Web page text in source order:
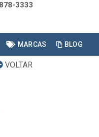
3333
MARCAS BLOG
VOLTAR